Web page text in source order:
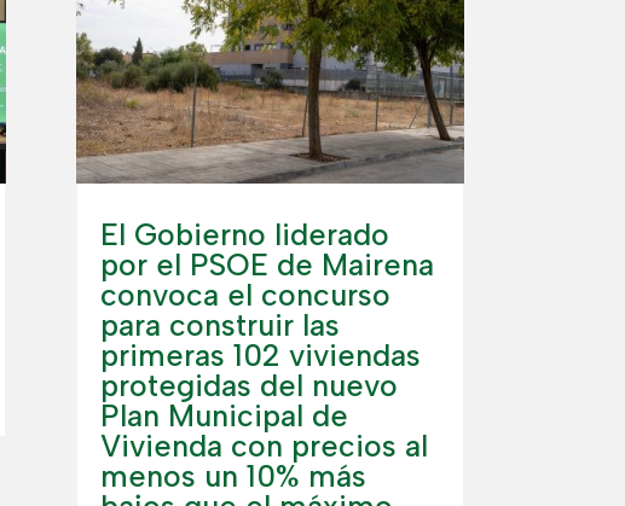
El Gobierno liderado
por el PSOE de Mairena
convoca el concurso
para construir las
primeras 102 viviendas
protegidas del nuevo
Plan Municipal de
Vivienda con precios al
menos un 10% más